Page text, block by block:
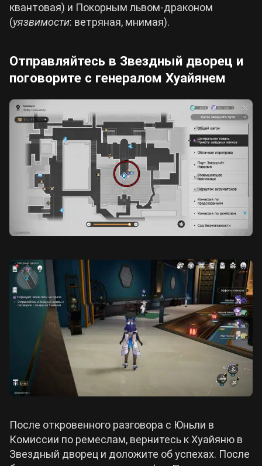
квантовая) и Покорным львом-драконом
(уязвимости: ветряная, мнимая).
Отправляйтесь в Звездный дворец и
поговорите с генералом Хуайянем
После откровенного разговора с Юньли в
Комиссии по ремеслам, вернитесь к Хуайяню в
Звездный дворец и доложите об успехах. После